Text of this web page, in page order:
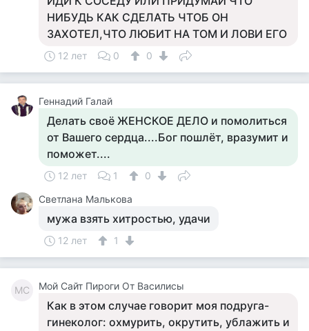
НИБУДЬ КАК СДЕЛАТЬ ЧТОБ ОН
ЗАХОТЕЛ,ЧТО ЛЮБИТ НА ТОМ И ЛОВИ ЕГО
12 лет 0 0
Геннадий Галай
Делать своё ЖЕНСКОЕ ДЕЛО и помолиться
от Вашего сердца....Бог пошлёт, вразумит и
поможет....
12 лет 1
0
Светлана Малькова
мужа взять хитростью, удачи
12 лет 1
МС Мой Сайт Пироги От Василисы
Как в этом случае говорит моя подруга-
гинеколог: охмурить, окрутить, ублажить и